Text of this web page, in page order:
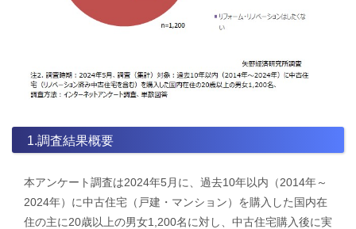
1.調査結果概要
本アンケート調査は2024年5月に、過去10年以内（2014年～
2024年）に中古住宅（戸建・マンション）を購入した国内在
住の主に20歳以上の男女1,200名に対し、中古住宅購入後に実